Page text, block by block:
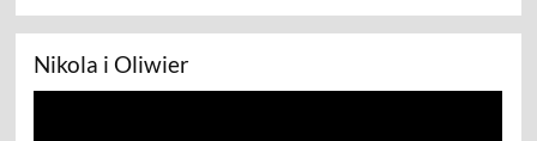
Nikola i Oliwier